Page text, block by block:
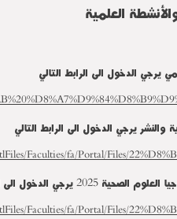
العلمية
يرجي الدخول الى الرابط التالي
يرجي الدخول الى الرابط التالي
Faculties/fa/Portal/Files/
الدخول الى الرابط التالي
Faculties/fa/Portal/Files/